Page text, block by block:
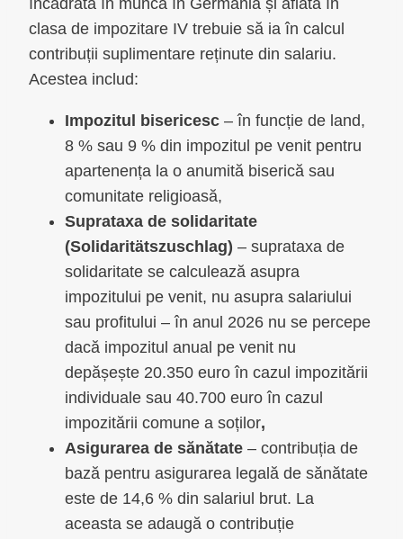
încadrată în muncă în Germania și aflată în
clasa de impozitare IV trebuie să ia în calcul
contribuții suplimentare reținute din salariu.
Acestea includ:
Impozitul bisericesc – în funcție de land,
8 % sau 9 % din impozitul pe venit pentru
apartenența la o anumită biserică sau
comunitate religioasă,
Suprataxa de solidaritate
(Solidaritätszuschlag) – suprataxa de
solidaritate se calculează asupra
impozitului pe venit, nu asupra salariului
sau profitului – în anul 2026 nu se percepe
dacă impozitul anual pe venit nu
depășește 20.350 euro în cazul impozitării
individuale sau 40.700 euro în cazul
impozitării comune a soților,
Asigurarea de sănătate – contribuția de
bază pentru asigurarea legală de sănătate
este de 14,6 % din salariul brut. La
aceasta se adaugă o contribuție